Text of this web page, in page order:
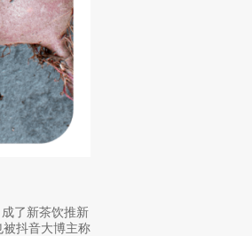
了新茶饮推新
抖音大博主称